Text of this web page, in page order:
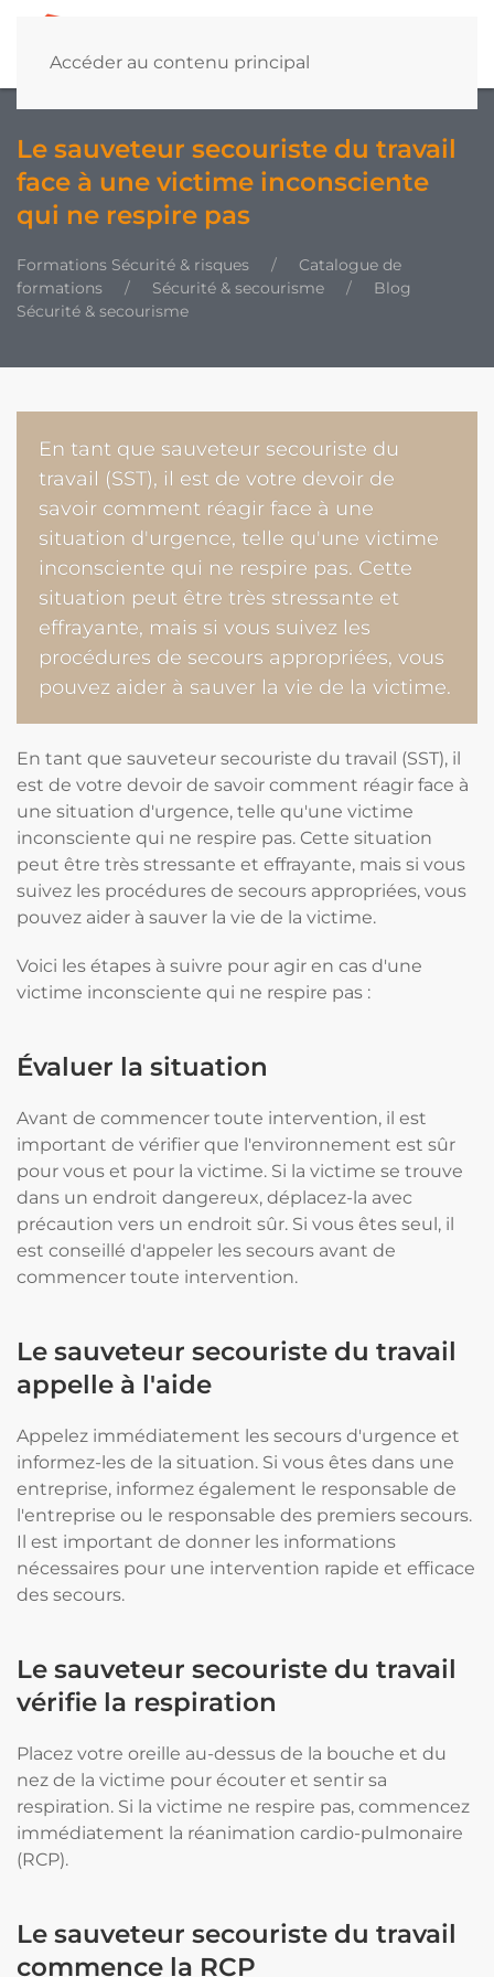
Accéder au contenu principal
Le sauveteur secouriste du travail
face à une victime inconsciente
qui ne respire pas
Formations Sécurité & risques
Catalogue de
formations
Sécurité & secourisme
Blog
Sécurité & secourisme
En tant que sauveteur secouriste du
travail (SST), il est de votre devoir de
savoir comment réagir face à une
situation d'urgence, telle qu'une victime
inconsciente qui ne respire pas. Cette
situation peut être très stressante et
effrayante, mais si vous suivez les
procédures de secours appropriées, vous
pouvez aider à sauver la vie de la victime.
En tant que sauveteur secouriste du travail (SST), il
est de votre devoir de savoir comment réagir face à
une situation d'urgence, telle qu'une victime
inconsciente qui ne respire pas. Cette situation
peut être très stressante et effrayante, mais si vous
suivez les procédures de secours appropriées, vous
pouvez aider à sauver la vie de la victime.
Voici les étapes à suivre pour agir en cas d'une
victime inconsciente qui ne respire pas :
Évaluer la situation
Avant de commencer toute intervention, il est
important de vérifier que l'environnement est sûr
pour vous et pour la victime. Si la victime se trouve
dans un endroit dangereux, déplacez-la avec
précaution vers un endroit sûr. Si vous êtes seul, il
est conseillé d'appeler les secours avant de
commencer toute intervention.
Le sauveteur secouriste du travail
appelle à l'aide
Appelez immédiatement les secours d'urgence et
informez-les de la situation. Si vous êtes dans une
entreprise, informez également le responsable de
l'entreprise ou le responsable des premiers secours.
Il est important de donner les informations
nécessaires pour une intervention rapide et efficace
des secours.
Le sauveteur secouriste du travail
vérifie la respiration
Placez votre oreille au-dessus de la bouche et du
nez de la victime pour écouter et sentir sa
respiration. Si la victime ne respire pas, commencez
immédiatement la réanimation cardio-pulmonaire
(RCP).
Le sauveteur secouriste du travail
commence la RCP